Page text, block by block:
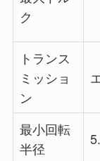
ク
トランス
ミッショ
ン
最小回転
半径